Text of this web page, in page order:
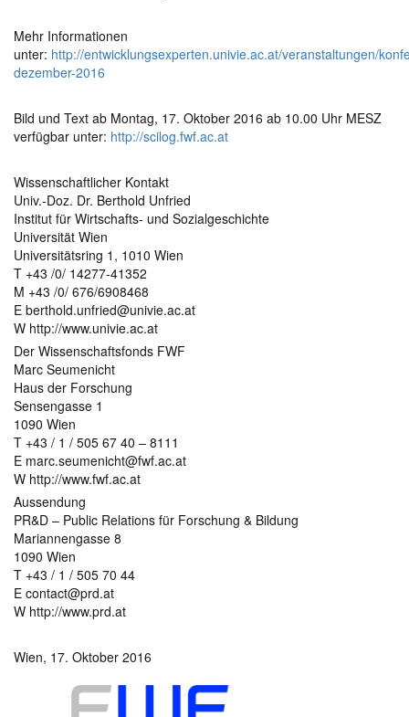
Mehr Informationen
unter: http://entwicklungsexperten.univie.ac.at/veranstaltungen/
dezember-2016
Bild und Text ab Montag, 17. Oktober 2016 ab 10.00 Uhr MESZ
verfügbar unter: http://scilog.fwf.ac.at
Wissenschaftlicher Kontakt
Univ.-Doz. Dr. Berthold Unfried
Institut für Wirtschafts- und Sozialgeschichte
Universität Wien
Universitätsring 1, 1010 Wien
T +43 /0/ 14277-41352
M +43 /0/ 676/6908468
E berthold.unfried@univie.ac.at
W http://www.univie.ac.at
Der Wissenschaftsfonds FWF
Marc Seumenicht
Haus der Forschung
Sensengasse 1
1090 Wien
T +43 / 1 / 505 67 40 – 8111
E marc.seumenicht@fwf.ac.at
W http://www.fwf.ac.at
Aussendung
PR&D – Public Relations für Forschung & Bildung
Mariannengasse 8
1090 Wien
T +43 / 1 / 505 70 44
E contact@prd.at
W http://www.prd.at
Wien, 17. Oktober 2016